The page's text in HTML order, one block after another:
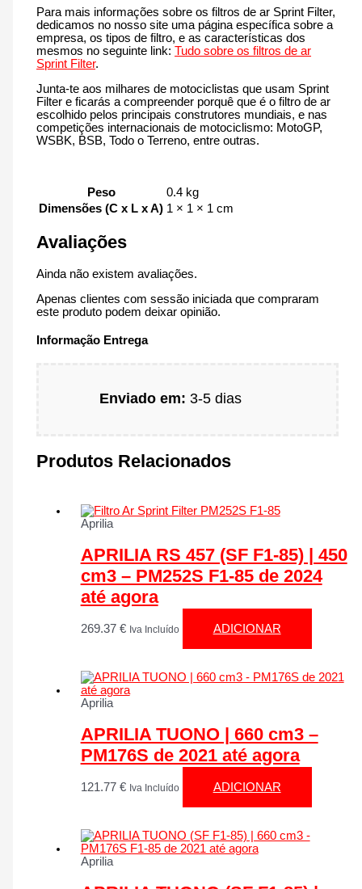
Para mais informações sobre os filtros de ar Sprint Filter,
dedicamos no nosso site uma página específica sobre a
empresa, os tipos de filtro, e as características dos
mesmos no seguinte link:Tudo sobre os filtros de ar
Sprint Filter.
Junta-te aos milhares de motociclistas que usam Sprint
Filter e ficarás a compreender porquê que é o filtro de ar
escolhido pelos principais construtores mundiais, e nas
competições internacionais de motociclismo: MotoGP,
WSBK, BSB, Todo o Terreno, entre outras.
Peso
0.4 kg
Dimensões (C x L x A) 1 × 1 × 1 cm
Avaliações
Ainda não existem avaliações.
Apenas clientes com sessão iniciada que compraram
este produto podem deixar opinião.
Informação Entrega
Enviado em: 3-5 dias
Produtos Relacionados
Aprilia
APRILIA RS 457 (SF F1-85) | 450
cm3 – PM252S F1-85 de 2024
até agora
269.37 € Iva Incluído ADICIONAR
Aprilia
APRILIA TUONO | 660 cm3 –
PM176S de 2021 até agora
121.77 € Iva Incluído ADICIONAR
Aprilia